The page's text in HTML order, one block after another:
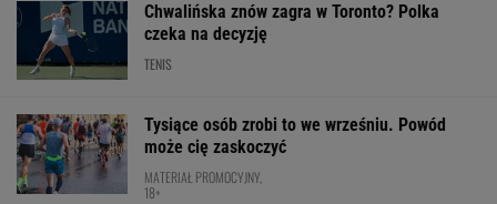
Chwalińska znów zagra w Toronto? Polka
czeka na decyzję
TENIS
Tysiące osób zrobi to we wrześniu. Powód
może cię zaskoczyć
MATERIAŁ PROMOCYJNY,
18+